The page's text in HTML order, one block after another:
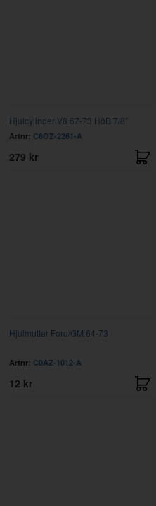
Hjulcylinder V8 67-73 HöB 7/8"
Artnr: C6OZ-2261-A
279 kr
Hjulmutter Ford/GM 64-73
Artnr: C0AZ-1012-A
12 kr